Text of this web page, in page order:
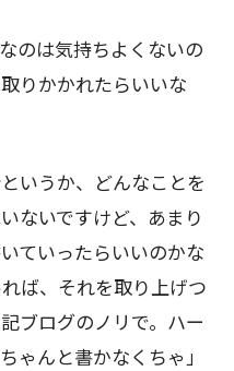
のは気持ちよくないの
りかかれたらいいな
いうか、どんなことを
ないですけど、あまり
ていったらいいのかな
ば、それを取り上げつ
ブログのノリで。ハー
ゃんと書かなくちゃ」